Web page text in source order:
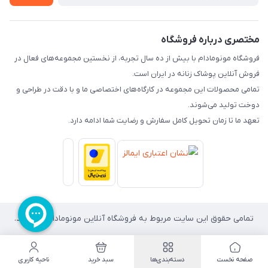
مختصری درباره فروشگاه
فروشگاه مونومادام با بیش از ده سال تجربه، از نخستین مجموعه‌های فعال در
فروش آنلاین پوشاک زنانه در ایران است.
تمامی محصولات این مجموعه در کارگاه‌های اختصاصی ما و با دقت در طراحی و
دوخت تولید می‌شوند.
تعهد ما تا زمان تحویل کامل سفارش و رضایت شما ادامه دارد.
تمامی حقوق این سایت مربوط به فروشگاه آنلاین مونومادام می باشد.
صفحه نخست دسته‌بندی‌ها سبد خرید ناحیه کاربری